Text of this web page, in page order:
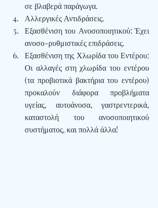
σε βλαβερά παράγωγα.
Αλλεργικές Αντιδράσεις.
Εξασθένιση του Ανοσοποιητικού: Έχει
ανοσο-ρυθμιστικές επιδράσεις.
Εξασθένιση της Χλωρίδα του Εντέρου:
Οι αλλαγές στη χλωρίδα του εντέρου
(τα προβιοτικά βακτήρια του εντέρου)
προκαλούν διάφορα προβλήματα
υγείας, αυτοάνοσα, γαστρεντερικά,
καταστολή του ανοσοποιητικού
συστήματος, και πολλά άλλα!